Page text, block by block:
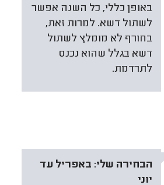
באופן כללי, כל השנה אפשר
לשתול דשא. למרות זאת,
בחורף לא מומלץ לשתול
דשא בגלל שהוא נכנס
לתרדמת.
הבחירה שלי: באפריל עד
יוני